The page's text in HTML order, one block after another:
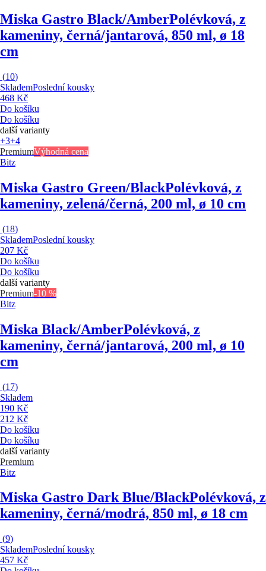
Miska Gastro Black/AmberPolévková, z
kameniny, černá/jantarová, 850 ml, ø 18
cm
(10)
SklademPoslední kousky
468 Kč
Do košíku
Do košíku
další varianty
+3+4
PremiumVýhodná cena
Bitz
Miska Gastro Green/BlackPolévková, z
kameniny, zelená/černá, 200 ml, ø 10 cm
(18)
SklademPoslední kousky
207 Kč
Do košíku
Do košíku
další varianty
Premium-10 %
Bitz
Miska Black/AmberPolévková, z
kameniny, černá/jantarová, 200 ml, ø 10
cm
(17)
Skladem
190 Kč
212 Kč
Do košíku
Do košíku
další varianty
Premium
Bitz
Miska Gastro Dark Blue/BlackPolévková, z
kameniny, černá/modrá, 850 ml, ø 18 cm
(9)
SklademPoslední kousky
457 Kč